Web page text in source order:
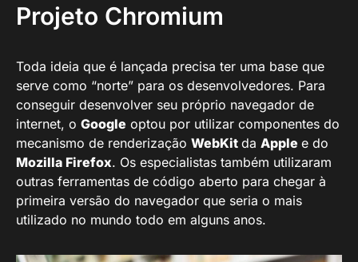
Projeto Chromium
Toda ideia que é lançada precisa ter uma base que
serve como “norte” para os desenvolvedores. Para
conseguir desenvolver seu próprio navegador de
internet, o Google optou por utilizar componentes do
mecanismo de renderização WebKit da Apple e do
Mozilla Firefox. Os especialistas também utilizaram
outras ferramentas de código aberto para chegar à
primeira versão do navegador que seria o mais
utilizado no mundo todo em alguns anos.